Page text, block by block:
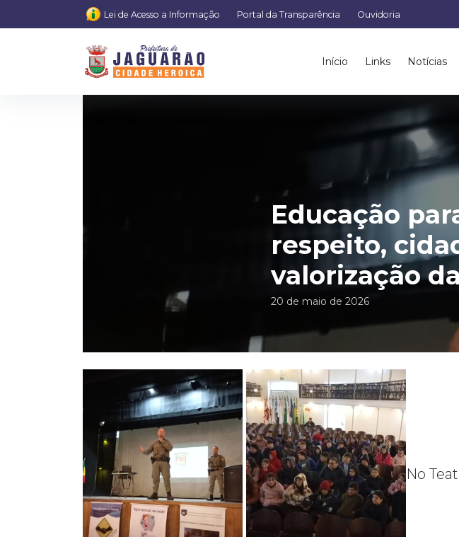
Lei de Acesso a Informação Portal da Transparência Ouvidoria
Início Links Notícias
Educação
respeito,
valorização
20 de maio de 2026
No